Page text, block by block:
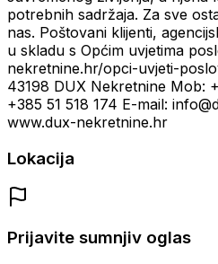
potrebnih sadržaja. Za sve
nas. Poštovani klijenti,
u skladu s Općim uvjetima
nekretnine.hr/opci-uvjeti-
43198 DUX Nekretnine Mob:
+385 51 518 174 E-mail:
www.dux-nekretnine.hr
Lokacija
Prijavite sumnjiv oglas